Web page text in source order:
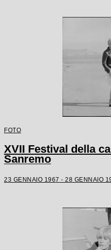
FOTO
XVII Festival della
Sanremo
23 GENNAIO 1967 - 28 GENNAIO